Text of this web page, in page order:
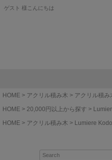
ゲスト 様こんにちは
HOME アクリル積み木 アクリル積
HOME
20,000円以上から探す
HOME
アクリル積み木 Lumiere